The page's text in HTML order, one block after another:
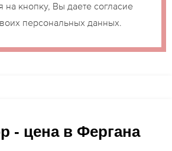
на кнопку, Вы даете согласие
персональных данных.
- цена в Фергана